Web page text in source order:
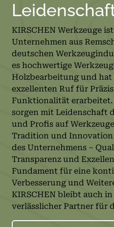
KIRSCHEN Werkzeuge
Unternehmen aus
deutschen
es hochwertige
Holzbearbeitung und
exzellenten Ruf für
Funktionalität
sorgen mit Leidenschaft
und Profis auf
Tradition und Innovation
des Unternehmens –
Transparenz und
Fundament für eine
Verbesserung und
KIRSCHEN bleibt auch
verlässlicher Partner für